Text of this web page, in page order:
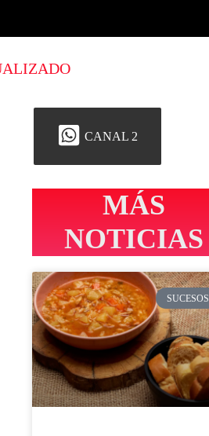
CANAL 2
MÁS
NOTICIAS
SUCESOS